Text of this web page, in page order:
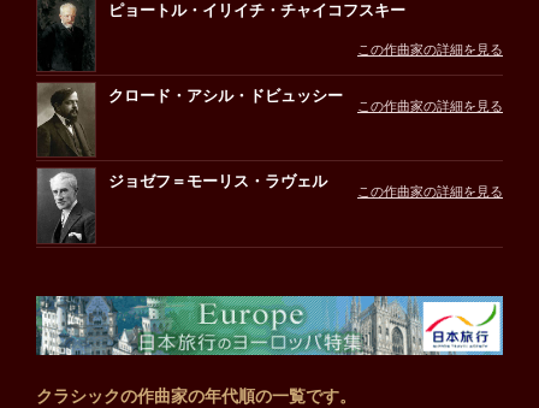
ピョートル・イリイチ・チャイコフスキー
この作曲家の詳細を見る
クロード・アシル・ドビュッシー
この作曲家の詳細を見る
ジョゼフ＝モーリス・ラヴェル
この作曲家の詳細を見る
クラシックの作曲家の年代順の一覧です。